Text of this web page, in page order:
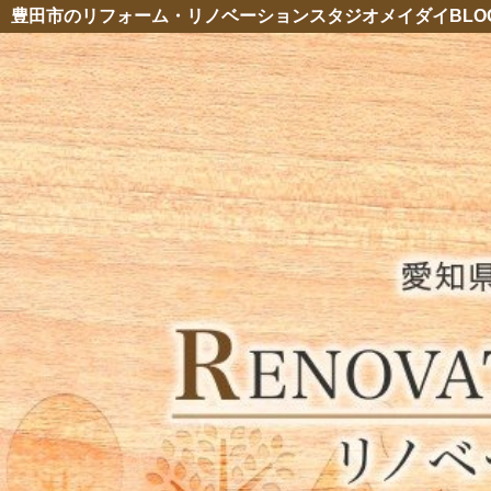
豊田市のリフォーム・リノベーションスタジオメイダイ